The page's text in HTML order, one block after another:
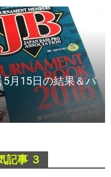
5月15日の結果＆パ
記事 ３